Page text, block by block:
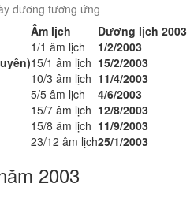
dương tương ứng
Âm lịch
Dương lịch 2003
1/1 âm lịch
1/2/2003
15/1 âm lịch 15/2/2003
10/3 âm lịch 11/4/2003
5/5 âm lịch
4/6/2003
15/7 âm lịch 12/8/2003
15/8 âm lịch 11/9/2003
23/12 âm lịch25/1/2003
2003